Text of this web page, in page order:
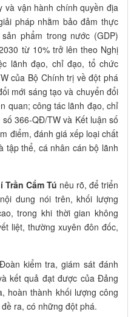
và vận hành chính quyền địa
pháp nhằm bảo đảm thực
phẩm trong nước (GDP)
từ 10% trở lên theo Nghị
lãnh đạo, chỉ đạo, tổ chức
của Bộ Chính trị về đột phá
mới sáng tạo và chuyển đổi
quan; công tác lãnh đạo, chỉ
366-QĐ/TW và Kết luận số
điểm, đánh giá xếp loại chất
tập thể, cá nhân cán bộ lãnh
Cẩm Tú nêu rõ, để triển
dung nói trên, khối lượng
trong khi thời gian không
liệt, thường xuyên đôn đốc,
kiểm tra, giám sát đánh
kết quả đạt được của Đảng
hoàn thành khối lượng công
ra, có những đột phá.